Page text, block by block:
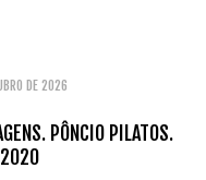
DE 2026
PÔNCIO PILATOS.
2020